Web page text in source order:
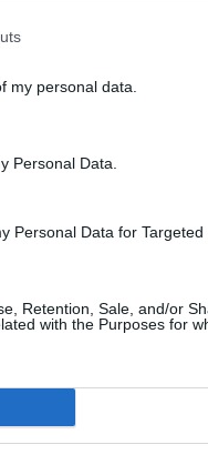
my personal data.
Personal Data.
Personal Data for Targeted
Retention, Sale, and/or
with the Purposes for